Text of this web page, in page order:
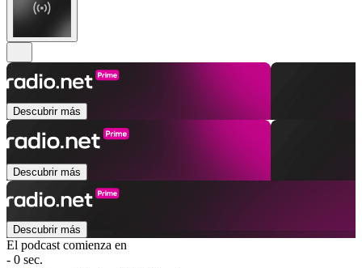
Descubrir más
Descubrir más
Descubrir más
El podcast comienza en
- 0 sec.